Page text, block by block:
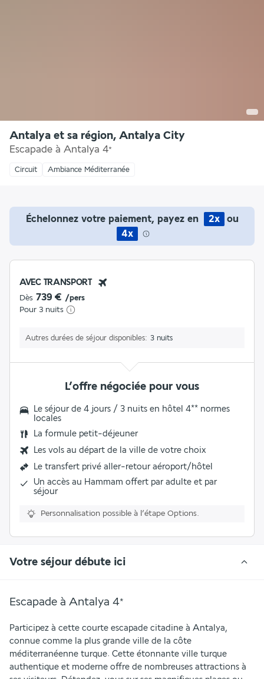
Antalya et sa région, Antalya City
Escapade à Antalya 4*
Circuit Ambiance Méditerranée
Échelonnez votre paiement, payez en 2x
ou
4x
AVEC TRANSPORT
Dès 739 € /pers
Pour 3 nuits
Autres durées de séjour disponibles 3 nuits
L’offre négociée pour vous
Le séjour de 4 jours / 3 nuits en hôtel 4** normes
locales
La formule petit-déjeuner
Les vols au départ de la ville de votre choix
Le transfert privé aller-retour aéroport/hôtel
Un accès au Hammam offert par adulte et par
séjour
Personnalisation possible à l’étape Options.
Votre séjour débute ici
Escapade à Antalya 4*
Participez à cette courte escapade citadine à Antalya,
connue comme la plus grande ville de la côte
méditerranéenne turque. Cette étonnante ville turque
authentique et moderne offre de nombreuses attractions à